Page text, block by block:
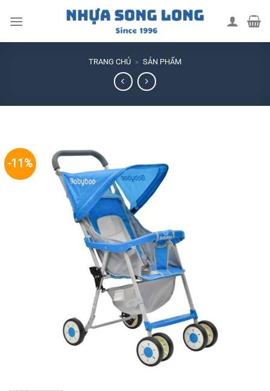
TRANG CHỦ » SẢN PHẨM
-11%